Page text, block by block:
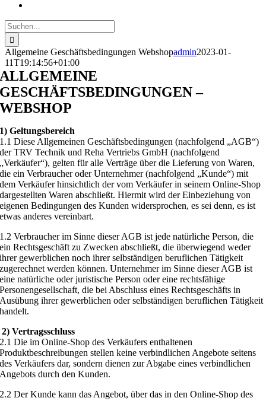
Suche
nach:
Allgemeine Geschäftsbedingungen Webshopadmin2023-01-
11T19:14:56+01:00
ALLGEMEINE
GESCHÄFTSBEDINGUNGEN –
WEBSHOP
1) Geltungsbereich
1.1 Diese Allgemeinen Geschäftsbedingungen (nachfolgend „AGB“)
der TRV Technik und Reha Vertriebs GmbH (nachfolgend
„Verkäufer“), gelten für alle Verträge über die Lieferung von Waren,
die ein Verbraucher oder Unternehmer (nachfolgend „Kunde“) mit
dem Verkäufer hinsichtlich der vom Verkäufer in seinem Online-Shop
dargestellten Waren abschließt. Hiermit wird der Einbeziehung von
eigenen Bedingungen des Kunden widersprochen, es sei denn, es ist
etwas anderes vereinbart.
1.2 Verbraucher im Sinne dieser AGB ist jede natürliche Person, die
ein Rechtsgeschäft zu Zwecken abschließt, die überwiegend weder
ihrer gewerblichen noch ihrer selbständigen beruflichen Tätigkeit
zugerechnet werden können. Unternehmer im Sinne dieser AGB ist
eine natürliche oder juristische Person oder eine rechtsfähige
Personengesellschaft, die bei Abschluss eines Rechtsgeschäfts in
Ausübung ihrer gewerblichen oder selbständigen beruflichen Tätigkeit
handelt.
2) Vertragsschluss
2.1 Die im Online-Shop des Verkäufers enthaltenen
Produktbeschreibungen stellen keine verbindlichen Angebote seitens
des Verkäufers dar, sondern dienen zur Abgabe eines verbindlichen
Angebots durch den Kunden.
2.2 Der Kunde kann das Angebot, über das in den Online-Shop des